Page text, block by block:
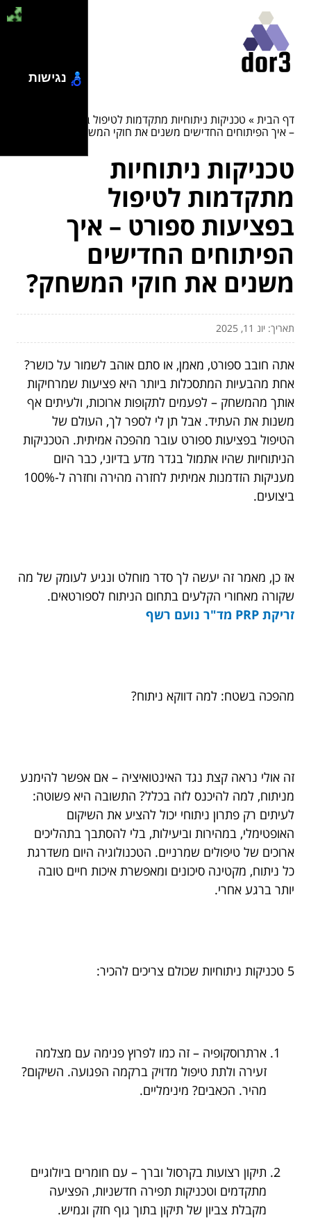
דף הבית» טכניקות ניתוחיות מתקדמות לטיפול בפציעות ספורט
– איך הפיתוחים החדישים משנים את חוקי המשחק?
טכניקות ניתוחיות
מתקדמות לטיפול
בפציעות ספורט – איך
הפיתוחים החדישים
משנים את חוקי המשחק?
תאריך: יונ 11, 2025
אתה חובב ספורט, מאמן, או סתם אוהב לשמור על כושר?
אחת מהבעיות המתסכלות ביותר היא פציעות שמרחיקות
אותך מהמשחק – לפעמים לתקופות ארוכות, ולעיתים אף
משנות את העתיד. אבל תן לי לספר לך, העולם של
הטיפול בפציעות ספורט עובר מהפכה אמיתית. הטכניקות
הניתוחיות שהיו אתמול בגדר מדע בדיוני, כבר היום
מעניקות הזדמנות אמיתית לחזרה מהירה וחזרה ל-100%
ביצועים.
אז כן, מאמר זה יעשה לך סדר מוחלט ונגיע לעומק של מה
שקורה מאחורי הקלעים בתחום הניתוח לספורטאים.
זריקת PRP מד"ר נועם רשף
מהפכה בשטח: למה דווקא ניתוח?
זה אולי נראה קצת נגד האינטואיציה – אם אפשר להימנע
מניתוח, למה להיכנס לזה בכלל? התשובה היא פשוטה:
לעיתים רק פתרון ניתוחי יכול להציע את השיקום
האופטימלי, במהירות וביעילות, בלי להסתבך בתהליכים
ארוכים של טיפולים שמרניים. הטכנולוגיה היום משדרגת
כל ניתוח, מקטינה סיכונים ומאפשרת איכות חיים טובה
יותר ברגע אחרי.
5 טכניקות ניתוחיות שכולם צריכים להכיר:
ארתרוסקופיה – זה כמו לפרוץ פנימה עם מצלמה
זעירה ולתת טיפול מדויק ברקמה הפגועה. השיקום?
מהיר. הכאבים? מינימליים.
תיקון רצועות בקרסול וברך – עם חומרים ביולוגיים
מתקדמים וטכניקות תפירה חדשניות, הפציעה
מקבלת צביון של תיקון בתוך גוף חזק וגמיש.
נגישות